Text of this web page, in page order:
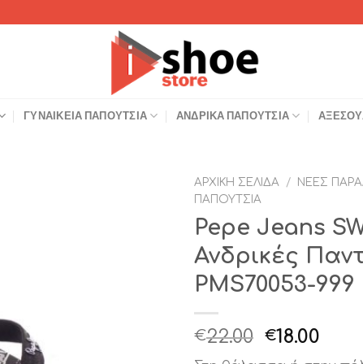
ΓΥΝΑΙΚΕΊΑ ΠΑΠΟΎΤΣΙΑ ΑΝΔΡΙΚΆ ΠΑΠΟΎΤΣΙΑ
ΑΡΧΙΚΉ ΣΕΛΊΔΑ / ΝΈΕΣ
ΠΑΠΟΎΤΣΙΑ
Pepe Jeans
Ανδρικές
PMS70053-
€22.00 Original
price
€18.00